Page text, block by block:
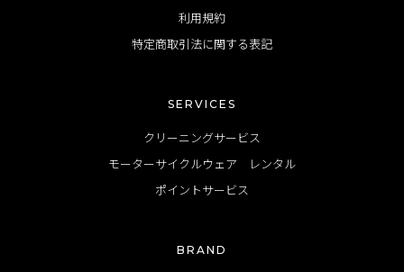
利用規約
特定商取引法に関する表記
SERVICES
クリーニングサービス
モーターサイクルウェア レンタル
ポイントサービス
BRAND